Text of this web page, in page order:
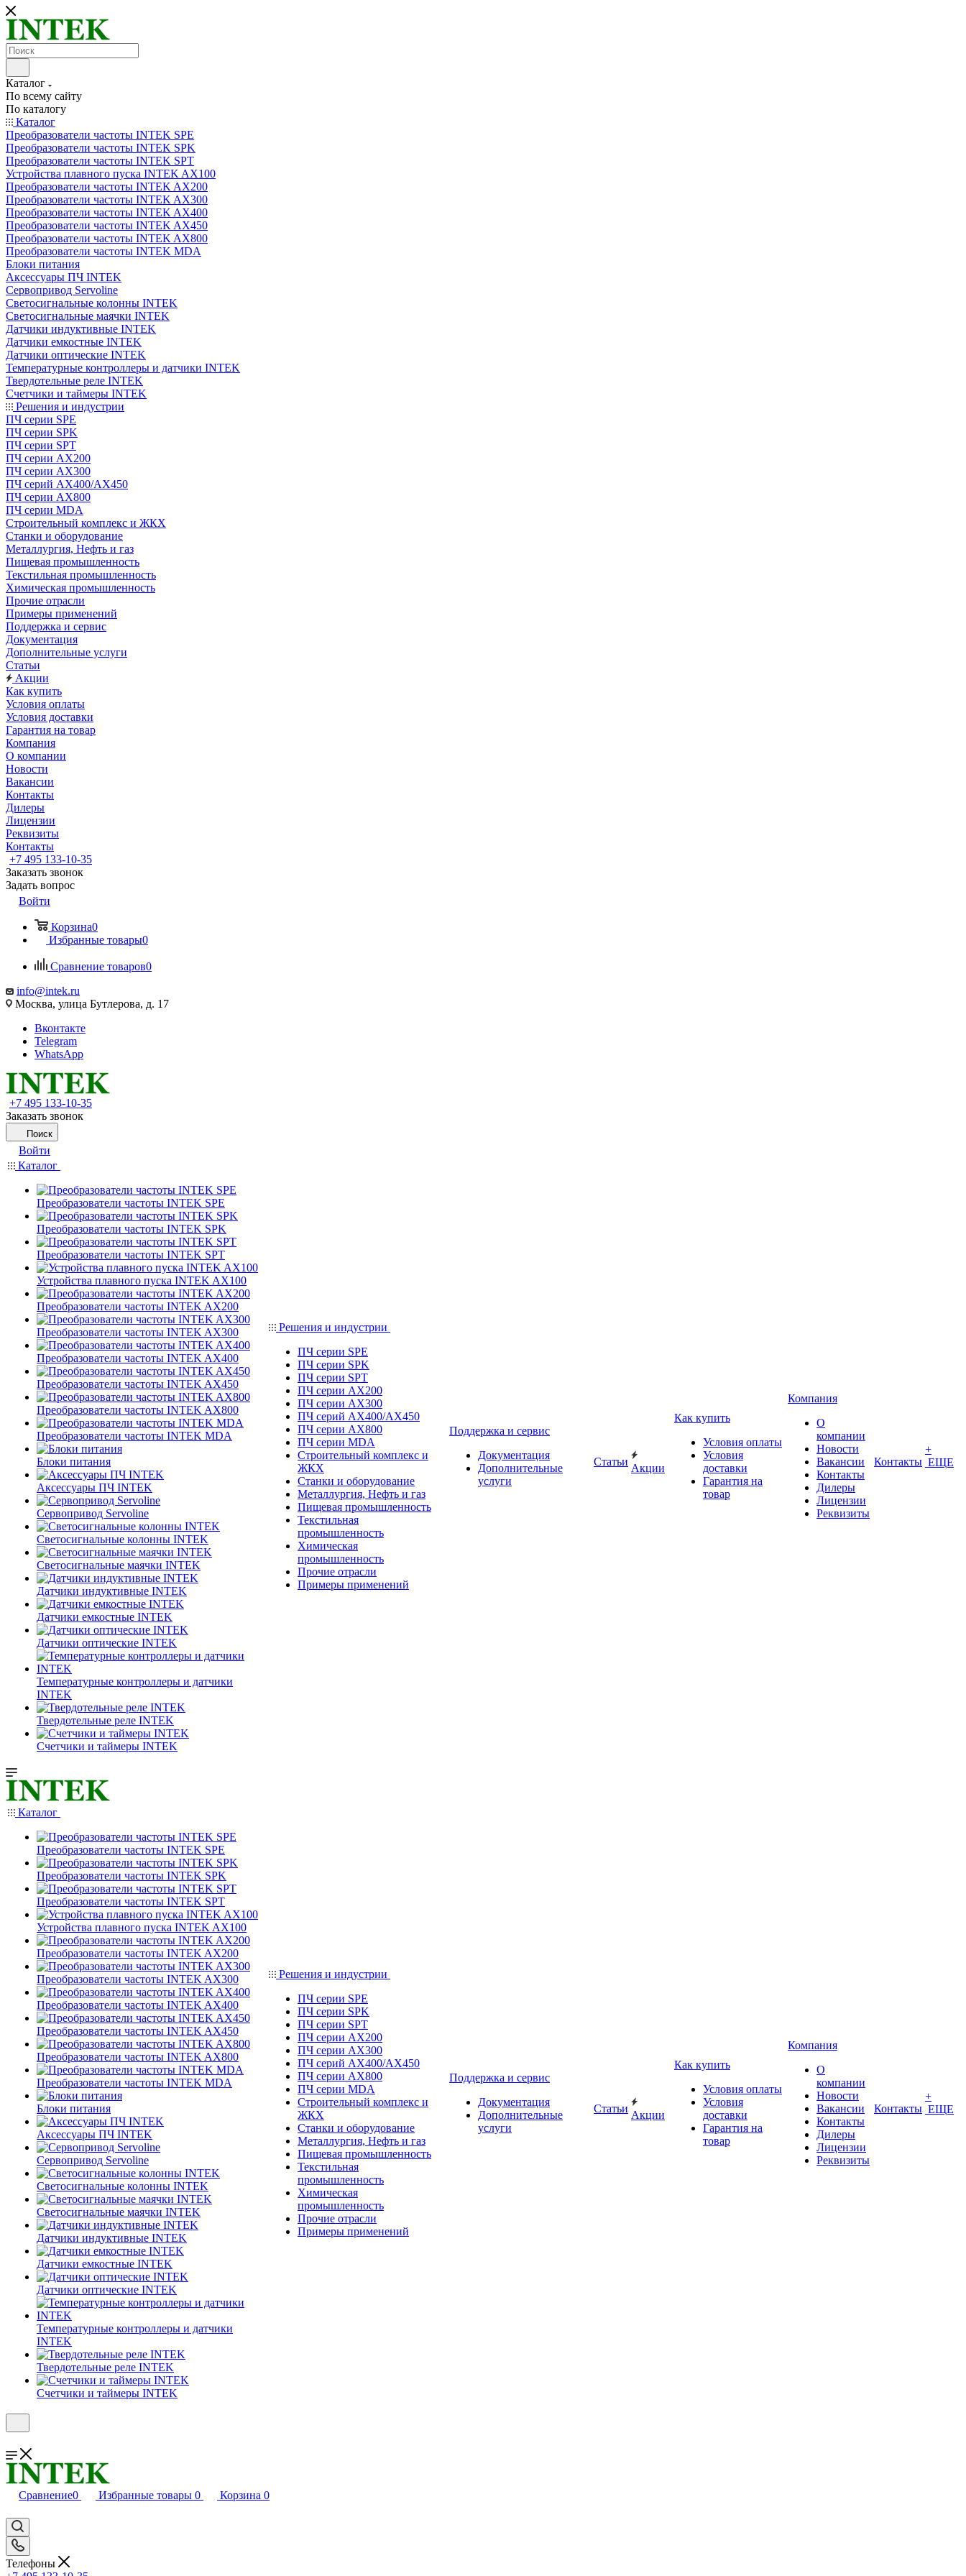
Каталог
По всему сайту
По каталогу
Каталог
Преобразователи частоты INTEK SPE
Преобразователи частоты INTEK SPK
Преобразователи частоты INTEK SPT
Устройства плавного пуска INTEK AX100
Преобразователи частоты INTEK AX200
Преобразователи частоты INTEK AX300
Преобразователи частоты INTEK AX400
Преобразователи частоты INTEK AX450
Преобразователи частоты INTEK AX800
Преобразователи частоты INTEK MDA
Блоки питания
Аксессуары ПЧ INTEK
Сервопривод Servoline
Светосигнальные колонны INTEK
Светосигнальные маячки INTEK
Датчики индуктивные INTEK
Датчики емкостные INTEK
Датчики оптические INTEK
Температурные контроллеры и датчики INTEK
Твердотельные реле INTEK
Счетчики и таймеры INTEK
Решения и индустрии
ПЧ серии SPE
ПЧ серии SPK
ПЧ серии SPT
ПЧ серии AX200
ПЧ серии AX300
ПЧ серий AX400/AX450
ПЧ серии AX800
ПЧ серии MDA
Строительный комплекс и ЖКХ
Станки и оборудование
Металлургия, Нефть и газ
Пищевая промышленность
Текстильная промышленность
Химическая промышленность
Прочие отрасли
Примеры применений
Поддержка и сервис
Документация
Дополнительные услуги
Статьи
Акции
Как купить
Условия оплаты
Условия доставки
Гарантия на товар
Компания
О компании
Новости
Вакансии
Контакты
Дилеры
Лицензии
Реквизиты
Контакты
+7 495 133-10-35
Заказать звонок
Задать вопрос
Войти
Корзина0
Избранные товары0
Сравнение товаров0
info@intek.ru
Москва, улица Бутлерова, д. 17
Вконтакте
Telegram
WhatsApp
+7 495 133-10-35
Заказать звонок
Поиск
Войти
Каталог
Преобразователи частоты INTEK SPE
Преобразователи частоты INTEK SPK
Преобразователи частоты INTEK SPT
Устройства плавного пуска INTEK AX100
Преобразователи частоты INTEK AX200
Преобразователи частоты INTEK AX300
Преобразователи частоты INTEK AX400
Преобразователи частоты INTEK AX450
Преобразователи частоты INTEK AX800
Преобразователи частоты INTEK MDA
Блоки питания
Аксессуары ПЧ INTEK
Сервопривод Servoline
Светосигнальные колонны INTEK
Светосигнальные маячки INTEK
Датчики индуктивные INTEK
Датчики емкостные INTEK
Датчики оптические INTEK
Температурные контроллеры и датчики
INTEK
Твердотельные реле INTEK
Счетчики и таймеры INTEK
Решения и индустрии
ПЧ серии SPE
ПЧ серии SPK
ПЧ серии SPT
ПЧ серии AX200
ПЧ серии AX300
ПЧ серий AX400/AX450
ПЧ серии AX800
ПЧ серии MDA
Строительный комплекс и
ЖКХ
Станки и оборудование
Металлургия, Нефть и газ
Пищевая промышленность
Текстильная
промышленность
Химическая
промышленность
Прочие отрасли
Примеры применений
Поддержка и сервис
Документация
Дополнительные
услуги
Статьи
Акции
Как купить
Условия оплаты
Условия
доставки
Гарантия на
товар
Компания
О
компании
Новости
Вакансии
Контакты
Дилеры
Лицензии
Реквизиты
Контакты
+
ЕЩЕ
Каталог
Преобразователи частоты INTEK SPE
Преобразователи частоты INTEK SPK
Преобразователи частоты INTEK SPT
Устройства плавного пуска INTEK AX100
Преобразователи частоты INTEK AX200
Преобразователи частоты INTEK AX300
Преобразователи частоты INTEK AX400
Преобразователи частоты INTEK AX450
Преобразователи частоты INTEK AX800
Преобразователи частоты INTEK MDA
Блоки питания
Аксессуары ПЧ INTEK
Сервопривод Servoline
Светосигнальные колонны INTEK
Светосигнальные маячки INTEK
Датчики индуктивные INTEK
Датчики емкостные INTEK
Датчики оптические INTEK
Температурные контроллеры и датчики
INTEK
Твердотельные реле INTEK
Счетчики и таймеры INTEK
Решения и индустрии
ПЧ серии SPE
ПЧ серии SPK
ПЧ серии SPT
ПЧ серии AX200
ПЧ серии AX300
ПЧ серий AX400/AX450
ПЧ серии AX800
ПЧ серии MDA
Строительный комплекс и
ЖКХ
Станки и оборудование
Металлургия, Нефть и газ
Пищевая промышленность
Текстильная
промышленность
Химическая
промышленность
Прочие отрасли
Примеры применений
Поддержка и сервис
Документация
Дополнительные
услуги
Статьи
Акции
Как купить
Условия оплаты
Условия
доставки
Гарантия на
товар
Компания
О
компании
Новости
Вакансии
Контакты
Дилеры
Лицензии
Реквизиты
Контакты
+
ЕЩЕ
Сравнение0 Избранные товары 0 Корзина 0
Телефоны